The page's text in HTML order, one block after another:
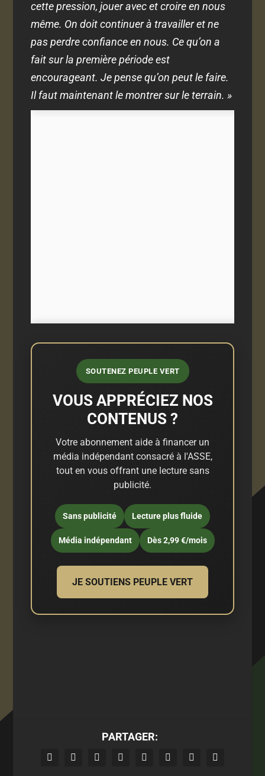
cette pression, jouer avec et croire en nous
même. On doit continuer à travailler et ne
pas perdre confiance en nous. Ce qu’on a
fait sur la première période est
encourageant. Je pense qu’on peut le faire.
Il faut maintenant le montrer sur le terrain. »
SOUTENEZ PEUPLE VERT
VOUS APPRÉCIEZ NOS
CONTENUS ?
Votre abonnement aide à financer un
média indépendant consacré à l'ASSE,
tout en vous offrant une lecture sans
publicité.
Sans publicité Lecture plus fluide
Média indépendant Dès 2,99 €/mois
JE SOUTIENS PEUPLE VERT
PARTAGER: